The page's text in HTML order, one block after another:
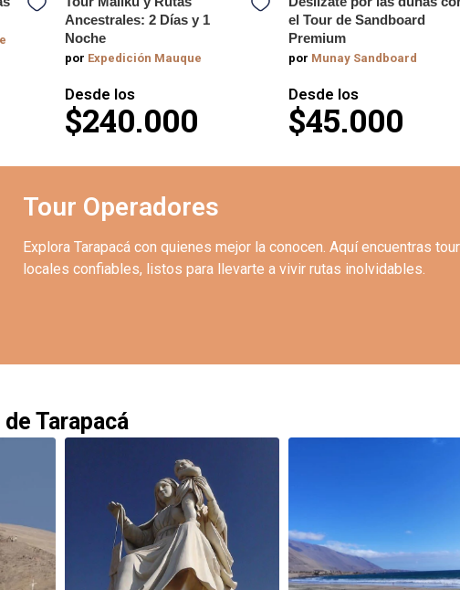
Ancestrales: 2 Días y 1
Noche
por Expedición Mauque
Desde los
$240.000
el Tour de Sandboard
Premium
por Munay Sandboard
Desde los
$45.000
Tour Operadores
Explora Tarapacá con quienes mejor la conocen. Aquí encuentras
locales confiables, listos para llevarte a vivir rutas inolvidables.
Tarapacá